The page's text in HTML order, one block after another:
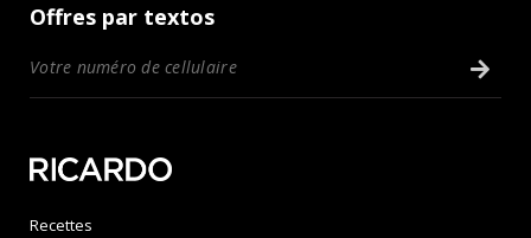
Offres par textos
Recettes